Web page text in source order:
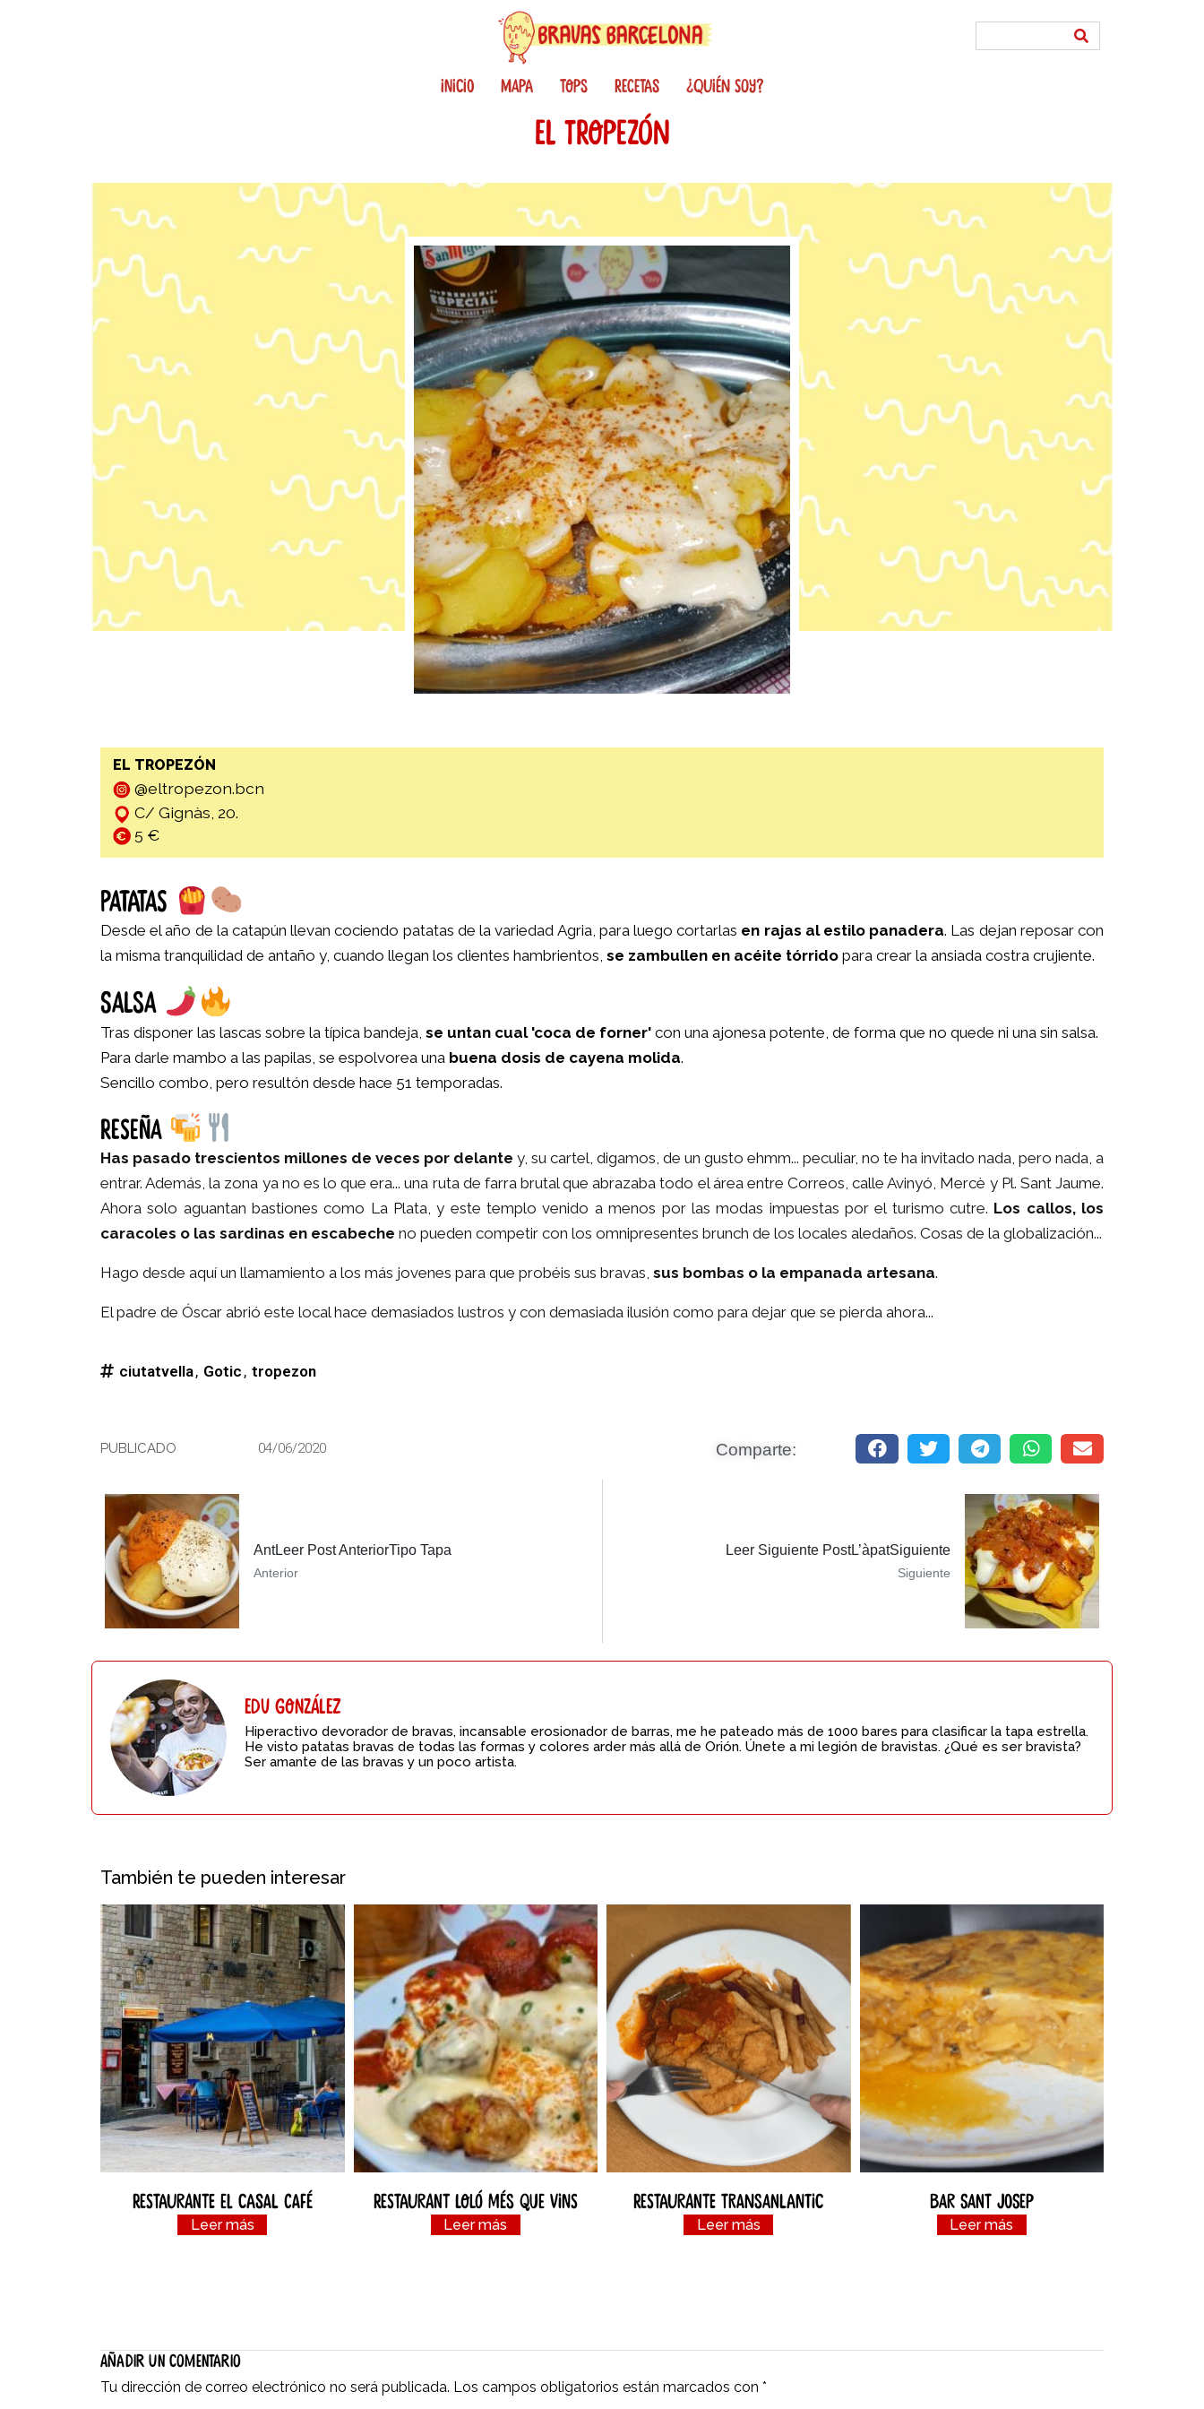
INICIO MAPA TOPS RECETAS ¿QUIÉN SOY?
EL TROPEZÓN
EL TROPEZÓN
@eltropezon.bcn
C/ Gignàs, 20.
5 €
PATATAS
Desde el año de la catapún llevan cociendo patatas de la variedad Agria, para luego cortarlas en rajas al estilo panadera. Las dejan reposar con
la misma tranquilidad de antaño y, cuando llegan los clientes hambrientos, se zambullen en acéite tórrido para crear la ansiada costra crujiente.
SALSA
Tras disponer las lascas sobre la típica bandeja, se untan cual 'coca de forner' con una ajonesa potente, de forma que no quede ni una sin salsa.
Para darle mambo a las papilas, se espolvorea una buena dosis de cayena molida.
Sencillo combo, pero resultón desde hace 51 temporadas.
RESEÑA
Has pasado trescientos millones de veces por delante y, su cartel, digamos, de un gusto ehmm... peculiar, no te ha invitado nada, pero nada, a
entrar. Además, la zona ya no es lo que era... una ruta de farra brutal que abrazaba todo el área entre Correos, calle Avinyó, Mercè y Pl. Sant Jaume.
Ahora solo aguantan bastiones como La Plata, y este templo venido a menos por las modas impuestas por el turismo cutre. Los callos, los
caracoles o las sardinas en escabeche no pueden competir con los omnipresentes brunch de los locales aledaños. Cosas de la globalización...
Hago desde aquí un llamamiento a los más jovenes para que probéis sus bravas, sus bombas o la empanada artesana.
El padre de Óscar abrió este local hace demasiados lustros y con demasiada ilusión como para dejar que se pierda ahora...
ciutatvella, Gotic , tropezon
PUBLICADO 04/06/2020 Comparte:
AntLeer Post AnteriorTipo Tapa
Anterior
Leer Siguiente PostL’àpatSiguiente
Siguiente
Edu González
Hiperactivo devorador de bravas, incansable erosionador de barras, me he pateado más de 1000 bares para clasificar la tapa estrella.
He visto patatas bravas de todas las formas y colores arder más allá de Orión. Únete a mi legión de bravistas. ¿Qué es ser bravista?
Ser amante de las bravas y un poco artista.
También te pueden interesar
Restaurante el Casal Café
Leer más
Restaurant Loló Més Que Vins
Leer más
Restaurante Transanlantic
Leer más
Bar Sant Josep
Leer más
Añadir un comentario
Tu dirección de correo electrónico no será publicada. Los campos obligatorios están marcados con *